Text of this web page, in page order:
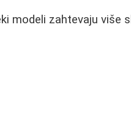
modeli zahtevaju više